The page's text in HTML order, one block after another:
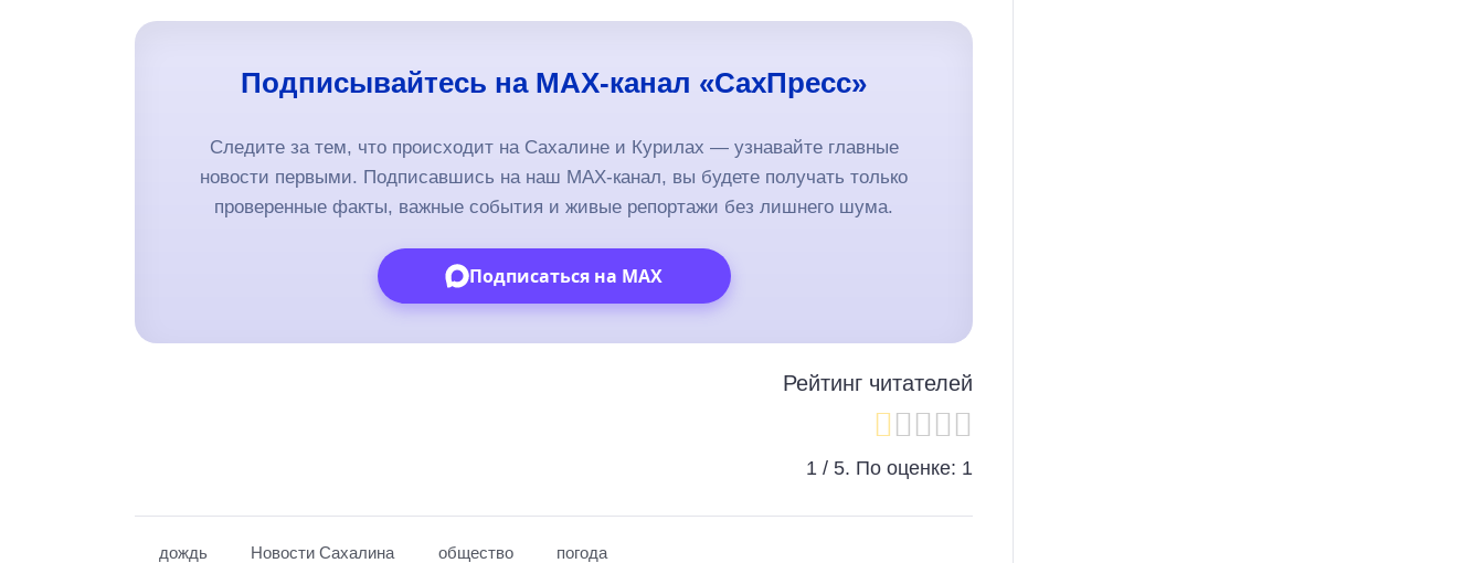
Подписывайтесь на MAX-канал «СахПресс»
Следите за тем, что происходит на Сахалине и Курилах — узнавайте главные
новости первыми. Подписавшись на наш MAX-канал, вы будете получать только
проверенные факты, важные события и живые репортажи без лишнего шума.
Подписаться на MAX
Рейтинг читателей
1 / 5. По оценке: 1
дождь Новости Сахалина общество погода